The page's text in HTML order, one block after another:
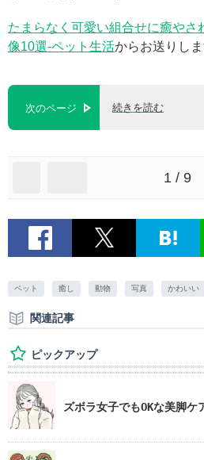
たまらなく可愛い組合せに癒やさ
像10選-ペット生活からお送りしま
次のページ 続きを読む
1 / 9
ペット 癒し 動物 写真 かわいい
関連記事
ピックアップ
ズボラ女子でもOKな美脚ケ